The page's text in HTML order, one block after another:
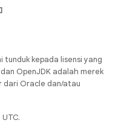
tunduk kepada lisensi yang
OpenJDK adalah merek
Oracle dan/atau